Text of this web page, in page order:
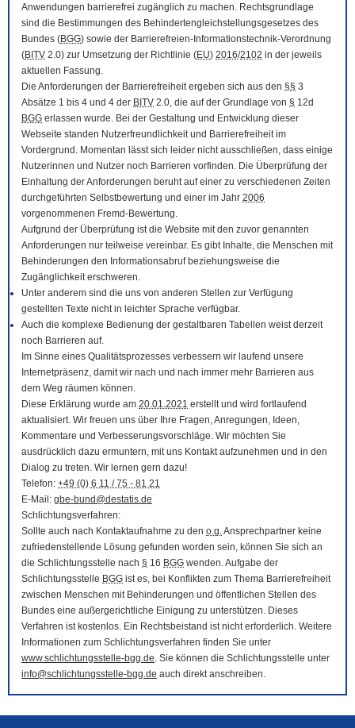
Anwendungen barrierefrei zugänglich zu machen. Rechtsgrundlage
sind die Bestimmungen des Behindertengleichstellungsgesetzes des
Bundes (BGG) sowie der Barrierefreien-Informationstechnik-Verordnung
(BITV 2.0) zur Umsetzung der Richtlinie (EU) 2016/2102 in der jeweils
aktuellen Fassung.
Die Anforderungen der Barrierefreiheit ergeben sich aus den §§ 3
Absätze 1 bis 4 und 4 der BITV 2.0, die auf der Grundlage von § 12d
BGG erlassen wurde. Bei der Gestaltung und Entwicklung dieser
Webseite standen Nutzerfreundlichkeit und Barrierefreiheit im
Vordergrund. Momentan lässt sich leider nicht ausschließen, dass einige
Nutzerinnen und Nutzer noch Barrieren vorfinden. Die Überprüfung der
Einhaltung der Anforderungen beruht auf einer zu verschiedenen Zeiten
durchgeführten Selbstbewertung und einer im Jahr 2006
vorgenommenen Fremd-Bewertung.
Aufgrund der Überprüfung ist die Website mit den zuvor genannten
Anforderungen nur teilweise vereinbar. Es gibt Inhalte, die Menschen mit
Behinderungen den Informationsabruf beziehungsweise die
Zugänglichkeit erschweren.
Unter anderem sind die uns von anderen Stellen zur Verfügung
gestellten Texte nicht in leichter Sprache verfügbar.
Auch die komplexe Bedienung der gestaltbaren Tabellen weist derzeit
noch Barrieren auf.
Im Sinne eines Qualitätsprozesses verbessern wir laufend unsere
Internetpräsenz, damit wir nach und nach immer mehr Barrieren aus
dem Weg räumen können.
Diese Erklärung wurde am 20.01.2021 erstellt und wird fortlaufend
aktualisiert. Wir freuen uns über Ihre Fragen, Anregungen, Ideen,
Kommentare und Verbesserungsvorschläge. Wir möchten Sie
ausdrücklich dazu ermuntern, mit uns Kontakt aufzunehmen und in den
Dialog zu treten. Wir lernen gern dazu!
Telefon: +49 (0) 6 11 / 75 - 81 21
E-Mail : gbe-bund@destatis.de
Schlichtungsverfahren:
Sollte auch nach Kontaktaufnahme zu den o.g.Ansprechpartner keine
zufriedenstellende Lösung gefunden worden sein, können Sie sich an
die Schlichtungsstelle nach § 16 BGG wenden. Aufgabe der
Schlichtungsstelle BGG ist es, bei Konflikten zum Thema Barrierefreiheit
zwischen Menschen mit Behinderungen und öffentlichen Stellen des
Bundes eine außergerichtliche Einigung zu unterstützen. Dieses
Verfahren ist kostenlos. Ein Rechtsbeistand ist nicht erforderlich. Weitere
Informationen zum Schlichtungsverfahren finden Sie unter
www.schlichtungsstelle-bgg.de. Sie können die Schlichtungsstelle unter
info@schlichtungsstelle-bgg.de auch direkt anschreiben.